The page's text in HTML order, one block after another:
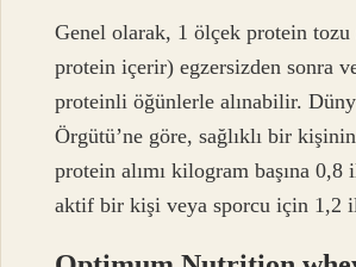
Genel olarak, 1 ölçek protein tozu
protein içerir) egzersizden sonra
proteinli öğünlerle alınabilir.
Örgütü’ne göre, sağlıklı bir
protein alımı kilogram başına 0,8
aktif bir kişi veya sporcu için 1,2